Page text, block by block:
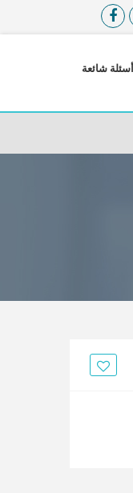
X
أسئلة شائعة